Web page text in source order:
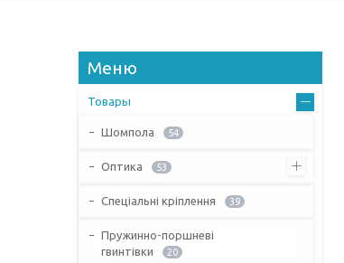
Товары
Шомпола 54
Оптика 53
Спеціальні кріплення 39
Пружинно-поршневі
гвинтівки
20